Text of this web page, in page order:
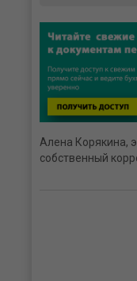
Алена Корякина,
собственный